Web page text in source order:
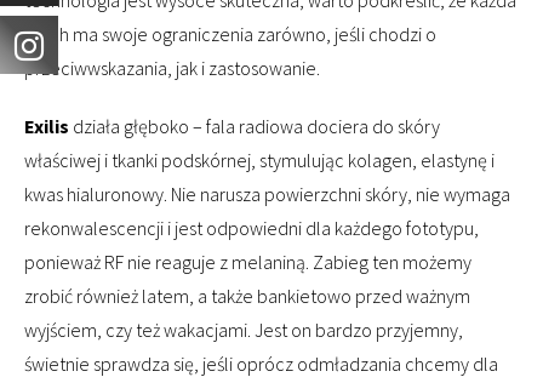
z nich ma swoje ograniczenia zarówno, jeśli chodzi o
przeciwwskazania, jak i zastosowanie.
Exilis działa głęboko – fala radiowa dociera do skóry
właściwej i tkanki podskórnej, stymulując kolagen, elastynę i
kwas hialuronowy. Nie narusza powierzchni skóry, nie wymaga
rekonwalescencji i jest odpowiedni dla każdego fototypu,
ponieważ RF nie reaguje z melaniną. Zabieg ten możemy
zrobić również latem, a także bankietowo przed ważnym
wyjściem, czy też wakacjami. Jest on bardzo przyjemny,
świetnie sprawdza się, jeśli oprócz odmładzania chcemy dla